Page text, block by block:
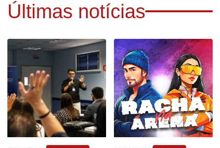
Últimas notícias